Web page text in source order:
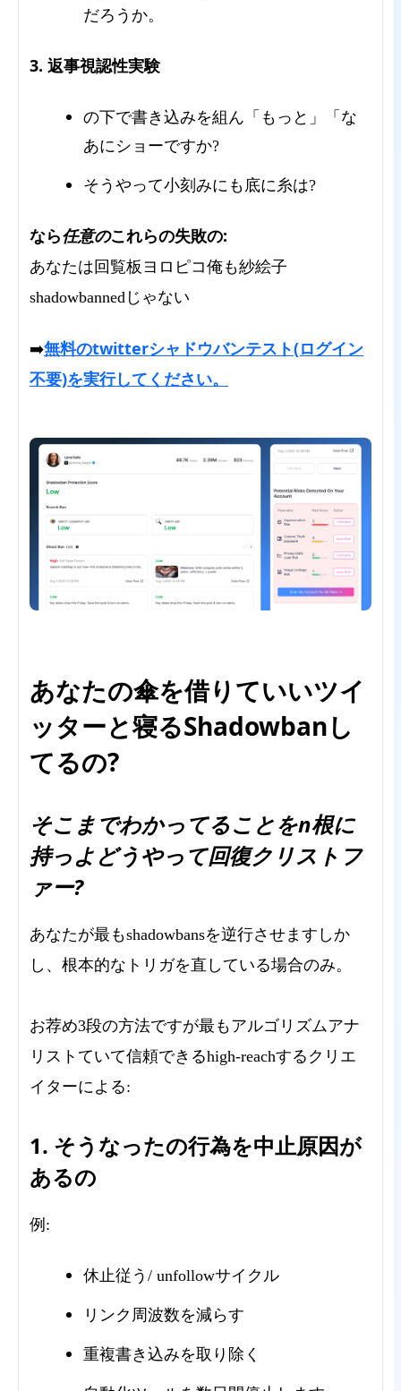
だろうか。
3. 返事視認性実験
の下で書き込みを組ん「もっと」「な
あにショーですか?
そうやって小刻みにも底に糸は?
なら任意のこれらの失敗の:
あなたは回覧板ヨロピコ俺も紗絵子
shadowbannedじゃない
➡️無料のtwitterシャドウバンテスト(ログイン
不要)を実行してください。
あなたの傘を借りていいツイ
ッターと寝るShadowbanし
てるの?
そこまでわかってることをn根に
持っよどうやって回復クリストフ
ァー?
あなたが最もshadowbansを逆行させますしか
し、根本的なトリガを直している場合のみ。
お荐め3段の方法ですが最もアルゴリズムアナ
リストていて信頼できるhigh-reachするクリエ
イターによる:
1. そうなったの行為を中止原因が
あるの
例:
休止従う/ unfollowサイクル
リンク周波数を減らす
重複書き込みを取り除く